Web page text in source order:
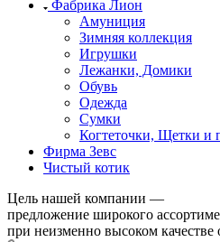
Фабрика Лион
Амуниция
Зимняя коллекция
Игрушки
Лежанки, Домики
Обувь
Одежда
Сумки
Когтеточки, Щетки и
Фирма Зевс
Чистый котик
Цель нашей компании —
предложение широкого
при неизменно высоком качестве